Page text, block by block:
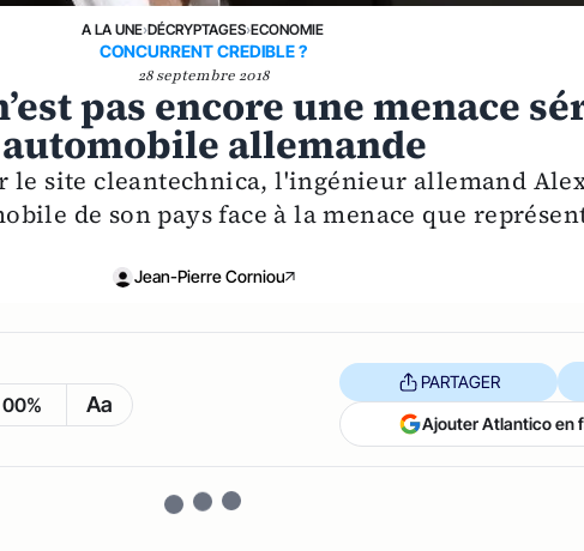
A LA UNE›DÉCRYPTAGES›ECONOMIE
CONCURRENT CREDIBLE ?
28 septembre 2018
pas encore une menace
allemande
le site cleantechnica, l'ingénieur allemand
de son pays face à la menace que
Jean-Pierre Corniou
Aa
PARTAGER
Ajouter Atlantico en